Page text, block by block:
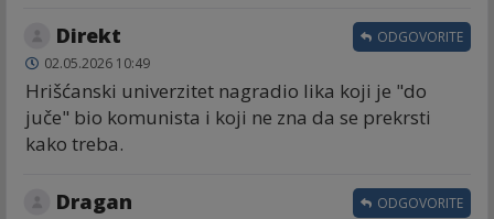
Direkt
02.05.2026 10:49
Hrišćanski univerzitet nagradio lika koji je "do
juče" bio komunista i koji ne zna da se prekrsti
kako treba.
ODGOVORITE
Dragan ODGOVORITE